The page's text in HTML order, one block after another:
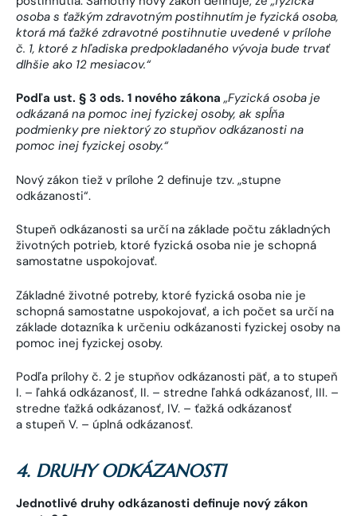
osoba s ťažkým zdravotným postihnutím je fyzická osoba,
ktorá má ťažké zdravotné postihnutie uvedené v prílohe
č. 1, ktoré z hľadiska predpokladaného vývoja bude trvať
dlhšie ako 12 mesiacov.“
Podľa ust. § 3 ods. 1 nového zákona „Fyzická osoba je
odkázaná na pomoc inej fyzickej osoby, ak spĺňa
podmienky pre niektorý zo stupňov odkázanosti na
pomoc inej fyzickej osoby.“
Nový zákon tiež v prílohe 2 definuje tzv. „stupne
odkázanosti“.
Stupeň odkázanosti sa určí na základe počtu základných
životných potrieb, ktoré fyzická osoba nie je schopná
samostatne uspokojovať.
Základné životné potreby, ktoré fyzická osoba nie je
schopná samostatne uspokojovať, a ich počet sa určí na
základe dotazníka k určeniu odkázanosti fyzickej osoby na
pomoc inej fyzickej osoby.
Podľa prílohy č. 2 je stupňov odkázanosti päť, a to stupeň
I. – ľahká odkázanosť, II. – stredne ľahká odkázanosť, III. –
stredne ťažká odkázanosť, IV. – ťažká odkázanosť
a stupeň V. – úplná odkázanosť.
4. DRUHY ODKÁZANOSTI
Jednotlivé druhy odkázanosti definuje nový zákon